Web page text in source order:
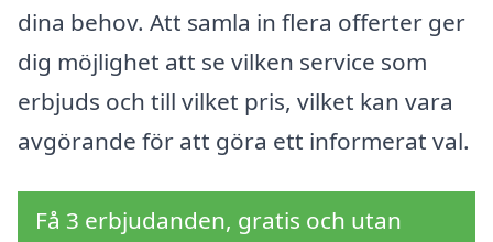
dina behov. Att samla in flera offerter ger
dig möjlighet att se vilken service som
erbjuds och till vilket pris, vilket kan vara
avgörande för att göra ett informerat val.
Få 3 erbjudanden, gratis och utan